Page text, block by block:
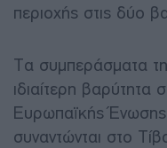
περιοχής στις δύο
Τα συμπεράσματα
ιδιαίτερη
Ευρωπαϊκής
συναντώνται στο